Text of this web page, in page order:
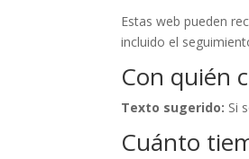
Estas web pueden
incluido el
Con quién
Texto sugerido: Si
Cuánto